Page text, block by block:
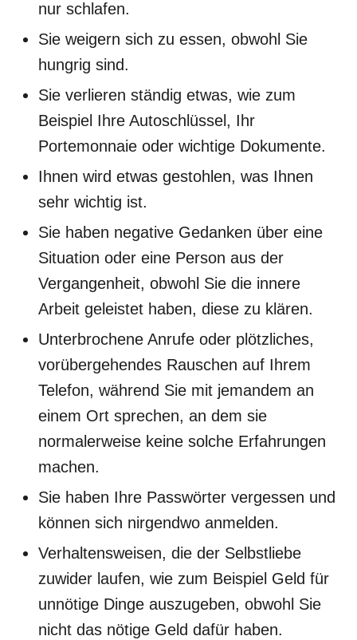
nur schlafen.
Sie weigern sich zu essen, obwohl Sie
hungrig sind.
Sie verlieren ständig etwas, wie zum
Beispiel Ihre Autoschlüssel, Ihr
Portemonnaie oder wichtige Dokumente.
Ihnen wird etwas gestohlen, was Ihnen
sehr wichtig ist.
Sie haben negative Gedanken über eine
Situation oder eine Person aus der
Vergangenheit, obwohl Sie die innere
Arbeit geleistet haben, diese zu klären.
Unterbrochene Anrufe oder plötzliches,
vorübergehendes Rauschen auf Ihrem
Telefon, während Sie mit jemandem an
einem Ort sprechen, an dem sie
normalerweise keine solche Erfahrungen
machen.
Sie haben Ihre Passwörter vergessen und
können sich nirgendwo anmelden.
Verhaltensweisen, die der Selbstliebe
zuwider laufen, wie zum Beispiel Geld für
unnötige Dinge auszugeben, obwohl Sie
nicht das nötige Geld dafür haben.